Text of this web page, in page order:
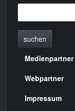
suchen
Menülinks
rechte
Seite
Medienpartner
Webpartner
Impressum